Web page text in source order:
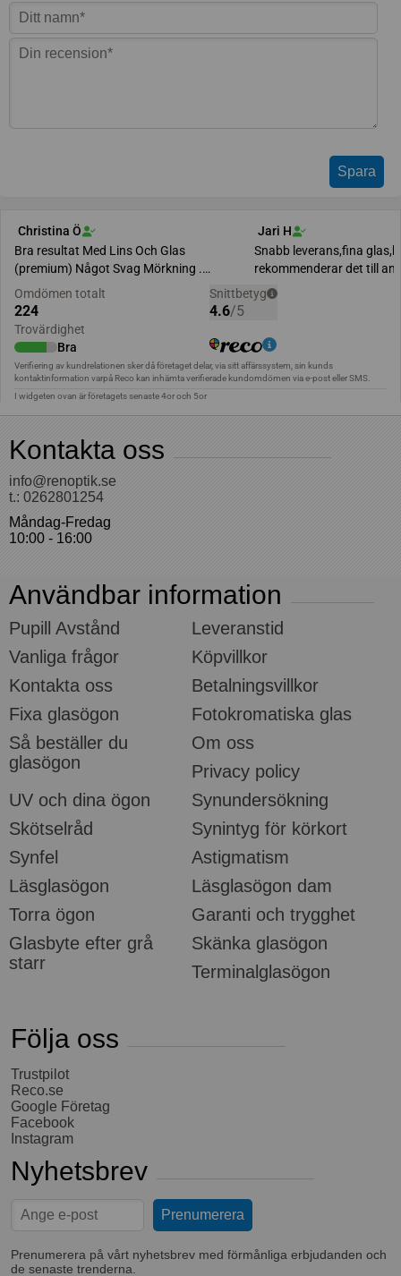
Kontakta oss
info@renoptik.se
t.: 0262801254
Måndag-Fredag
10:00 - 16:00
Användbar information
Pupill Avstånd
Leveranstid
Vanliga frågor
Köpvillkor
Kontakta oss
Betalningsvillkor
Fixa glasögon
Fotokromatiska glas
Så beställer du
glasögon
Om oss
Privacy policy
UV och dina ögon
Synundersökning
Skötselråd
Synintyg för körkort
Synfel
Astigmatism
Läsglasögon
Läsglasögon dam
Torra ögon
Garanti och trygghet
Glasbyte efter grå
starr
Skänka glasögon
Terminalglasögon
Följa oss
Trustpilot
Reco.se
Google Företag
Facebook
Instagram
Nyhetsbrev
Prenumerera på vårt nyhetsbrev med förmånliga erbjudanden och
de senaste trenderna.